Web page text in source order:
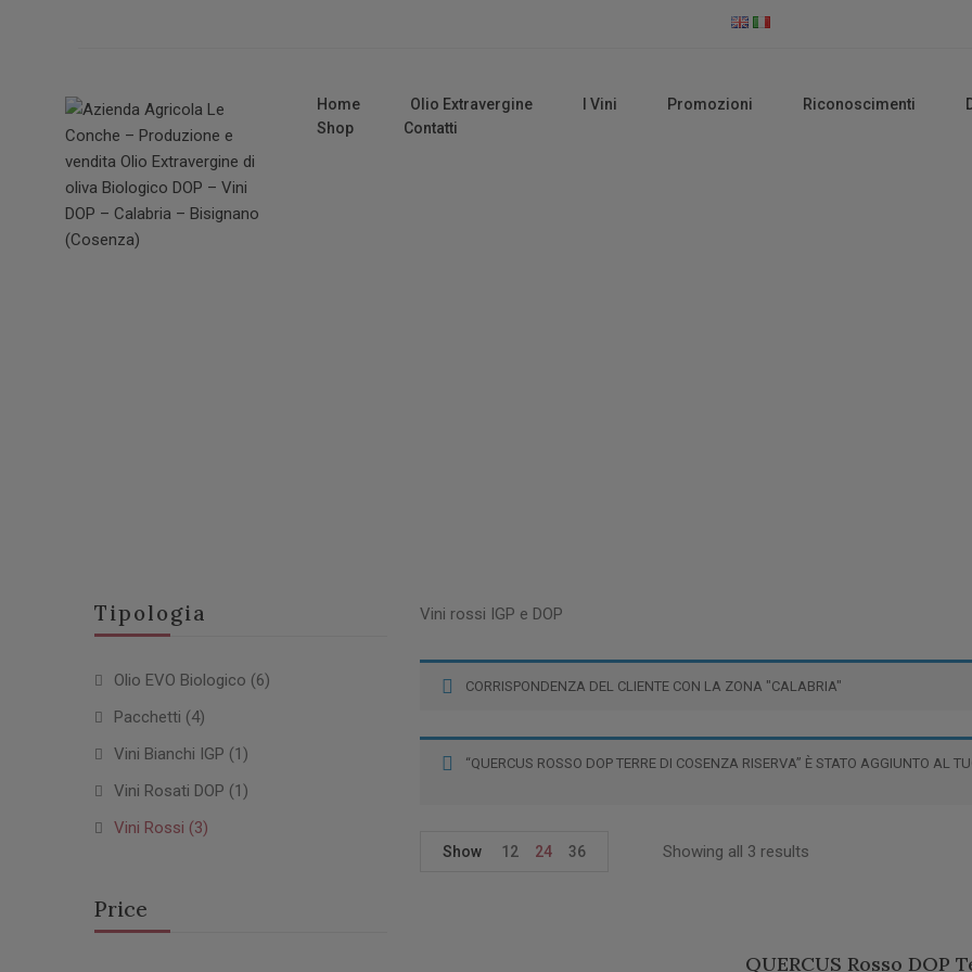
Home Olio Extravergine I Vini Promozioni Riconoscimenti
Shop
Contatti
Tipologia
Olio EVO Biologico (6)
Pacchetti (4)
Vini Bianchi IGP (1)
Vini Rosati DOP (1)
Vini Rossi (3)
Price
Vini rossi IGP e DOP
CORRISPONDENZA DEL CLIENTE CON LA ZONA "CALABRIA"
“QUERCUS ROSSO DOP TERRE DI COSENZA RISERVA” È STATO AGGIUNTO AL
Showing all 3 results
Show 12 24 36
QUERCUS Rosso DOP